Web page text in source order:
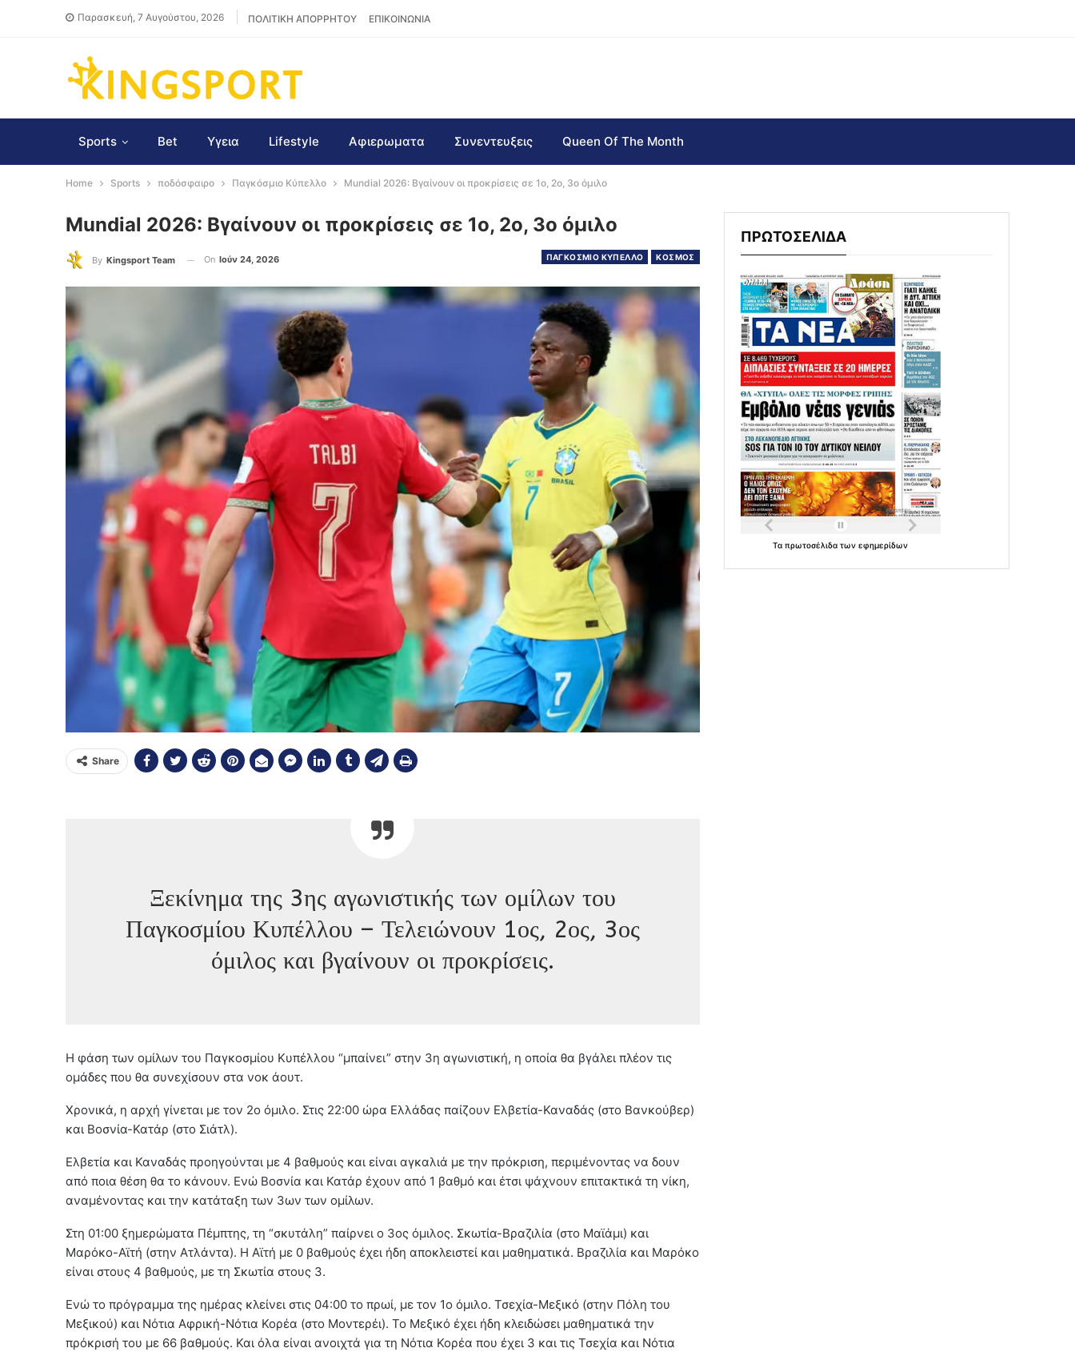
Παρασκευή, 7 Αυγούστου, 2026 ΠΟΛΙΤΙΚΗ ΑΠΟΡΡΗΤΟΥ ΕΠΙΚΟΙΝΩΝΙΑ
Sports Bet Υγεια Lifestyle Αφιερωματα Συνεντευξεις Queen Of The Month
Home Sports ποδόσφαιρο Παγκόσμιο Κύπελλο Mundial 2026: Βγαίνουν οι προκρίσεις σε 1ο, 2ο, 3ο όμιλο
Mundial 2026: Βγαίνουν οι προκρίσεις σε 1ο, 2ο, 3ο όμιλο
ΠΑΓΚΟΣΜΙΟ ΚΥΠΕΛΛΟ ΚΟΣΜΟΣ
By Kingsport Team On Ιούν 24, 2026
Share
Ξεκίνημα της 3ης αγωνιστικής των ομίλων του
Παγκοσμίου Κυπέλλου – Τελειώνουν 1ος, 2ος, 3ος
όμιλος και βγαίνουν οι προκρίσεις.
Η φάση των ομίλων του Παγκοσμίου Κυπέλλου “μπαίνει” στην 3η αγωνιστική, η οποία θα βγάλει πλέον τις
ομάδες που θα συνεχίσουν στα νοκ άουτ.
Χρονικά, η αρχή γίνεται με τον 2ο όμιλο. Στις 22:00 ώρα Ελλάδας παίζουν Ελβετία-Καναδάς (στο Βανκούβερ)
και Βοσνία-Κατάρ (στο Σιάτλ).
Ελβετία και Καναδάς προηγούνται με 4 βαθμούς και είναι αγκαλιά με την πρόκριση, περιμένοντας να δουν
από ποια θέση θα το κάνουν. Ενώ Βοσνία και Κατάρ έχουν από 1 βαθμό και έτσι ψάχνουν επιτακτικά τη νίκη,
αναμένοντας και την κατάταξη των 3ων των ομίλων.
Στη 01:00 ξημερώματα Πέμπτης, τη “σκυτάλη” παίρνει ο 3ος όμιλος. Σκωτία-Βραζιλία (στο Μαϊάμι) και
Μαρόκο-Αϊτή (στην Ατλάντα). Η Αϊτή με 0 βαθμούς έχει ήδη αποκλειστεί και μαθηματικά. Βραζιλία και Μαρόκο
είναι στους 4 βαθμούς, με τη Σκωτία στους 3.
Ενώ το πρόγραμμα της ημέρας κλείνει στις 04:00 το πρωί, με τον 1ο όμιλο. Τσεχία-Μεξικό (στην Πόλη του
Μεξικού) και Νότια Αφρική-Νότια Κορέα (στο Μοντερέι). Το Μεξικό έχει ήδη κλειδώσει μαθηματικά την
πρόκρισή του με 66 βαθμούς. Και όλα είναι ανοιχτά για τη Νότια Κορέα που έχει 3 και τις Τσεχία και Νότια
ΠΡΩΤΟΣΕΛΙΔΑ
Ταπρωτοσέλιδατωνεφημερίδων